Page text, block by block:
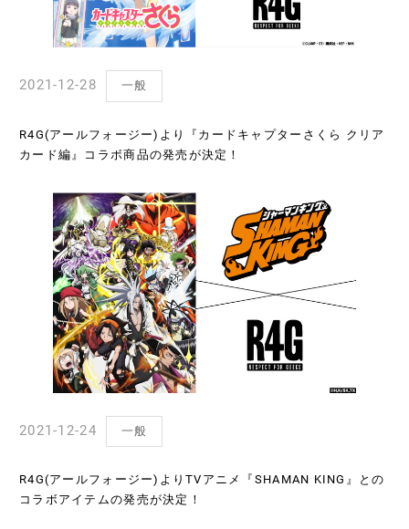
2021-12-28 一般
R4G(アールフォージー)より『カードキャプターさくら クリア
カード編』コラボ商品の発売が決定！
2021-12-24 一般
R4G(アールフォージー)よりTVアニメ『SHAMAN KING』との
コラボアイテムの発売が決定！